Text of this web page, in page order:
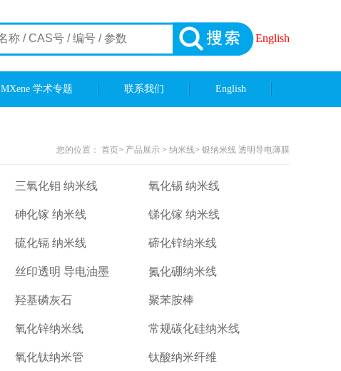
English
MXene 学术专题 联系我们 English
您的位置： 首页> 产品展示 > 纳米线> 银纳米线 透明导电薄膜
三氧化钼 纳米线 氧化锡 纳米线
砷化镓 纳米线 锑化镓 纳米线
硫化镉 纳米线 碲化锌纳米线
丝印透明 导电油墨 氮化硼纳米线
羟基磷灰石 聚苯胺棒
氧化锌纳米线 常规碳化硅纳米线
氧化钛纳米管 钛酸纳米纤维